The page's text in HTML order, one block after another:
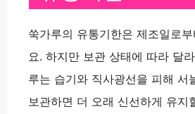
쑥가루의 유통기한은 제조일로
요. 하지만 보관 상태에 따라 달
루는 습기와 직사광선을 피해 서
보관하면 더 오래 신선하게 유지